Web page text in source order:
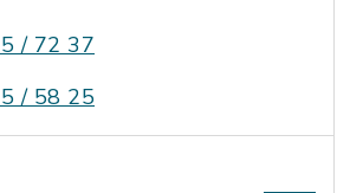
/ 72 37
/ 58 25